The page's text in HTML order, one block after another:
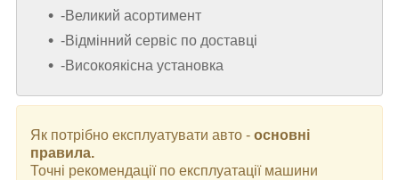
-Великий асортимент
-Відмінний сервіс по доставці
-Високоякісна установка
Як потрібно експлуатувати авто - основні
правила.
Точні рекомендації по експлуатації машини